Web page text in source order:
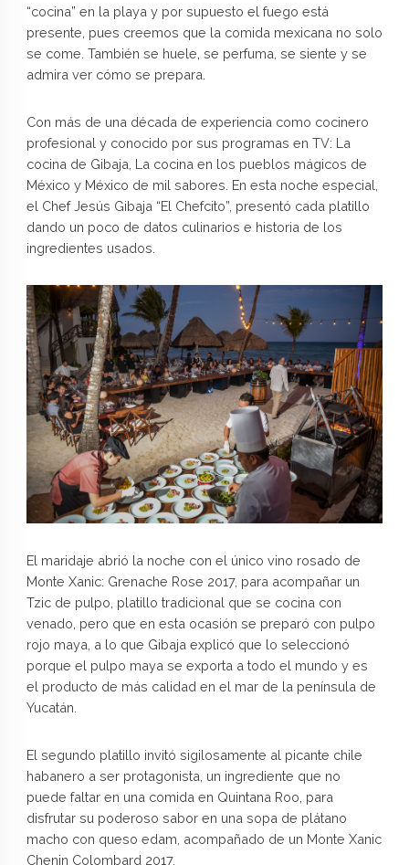
“cocina” en la playa y por supuesto el fuego está
presente, pues creemos que la comida mexicana no solo
se come. También se huele, se perfuma, se siente y se
admira ver cómo se prepara.
Con más de una década de experiencia como cocinero
profesional y conocido por sus programas en TV: La
cocina de Gibaja, La cocina en los pueblos mágicos de
México y México de mil sabores. En esta noche especial,
el Chef Jesús Gibaja “El Chefcito”, presentó cada platillo
dando un poco de datos culinarios e historia de los
ingredientes usados.
El maridaje abrió la noche con el único vino rosado de
Monte Xanic: Grenache Rose 2017, para acompañar un
Tzic de pulpo, platillo tradicional que se cocina con
venado, pero que en esta ocasión se preparó con pulpo
rojo maya, a lo que Gibaja explicó que lo seleccionó
porque el pulpo maya se exporta a todo el mundo y es
el producto de más calidad en el mar de la península de
Yucatán.
El segundo platillo invitó sigilosamente al picante chile
habanero a ser protagonista, un ingrediente que no
puede faltar en una comida en Quintana Roo, para
disfrutar su poderoso sabor en una sopa de plátano
macho con queso edam, acompañado de un Monte Xanic
Chenin Colombard 2017.